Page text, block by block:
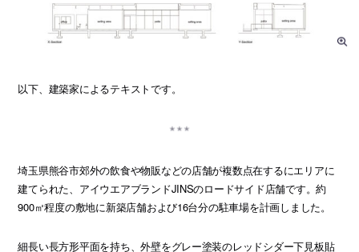
以下、建築家によるテキストです。
埼玉県熊谷市郊外の飲食や物販などの店舗が複数点在するにエリアに
建てられた、アイウエアブランドJINSのロードサイド店舗です。約
900㎡程度の敷地に新築店舗および16台分の駐車場を計画しました。
細長い長方形平面を持ち、外壁をグレー塗装のレッドシダー下見板貼